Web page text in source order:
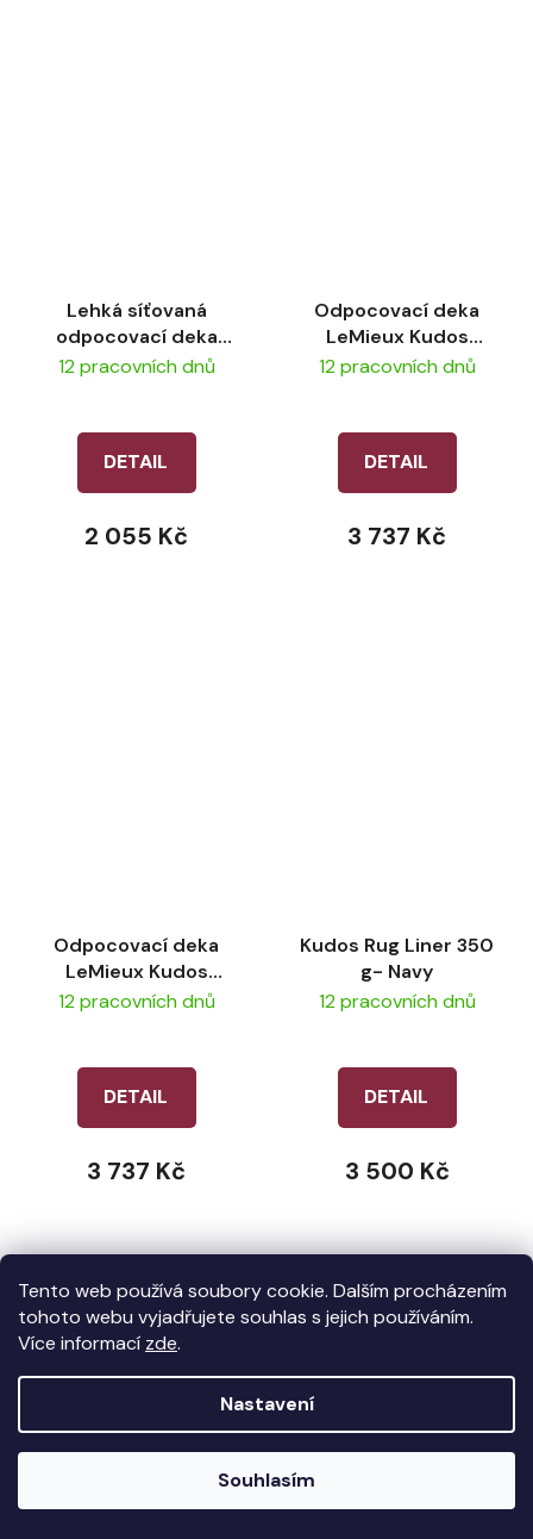
Tento web používá soubory cookie. Dalším procházením
tohoto webu vyjadřujete souhlas s jejich používáním.
Více informací zde.
Nastavení
Souhlasím
Lehká síťovaná
odpocovací deka
LeMieux Competition
12 pracovních dnů
DETAIL
2 055 Kč
Odpocovací deka
LeMieux Kudos
Hybrid Cooler – Navy
12 pracovních dnů
DETAIL
3 737 Kč
Odpocovací deka
LeMieux Kudos
Hybrid Cooler – Black
12 pracovních dnů
DETAIL
3 737 Kč
Kudos Rug Liner 350
g- Navy
12 pracovních dnů
DETAIL
3 500 Kč